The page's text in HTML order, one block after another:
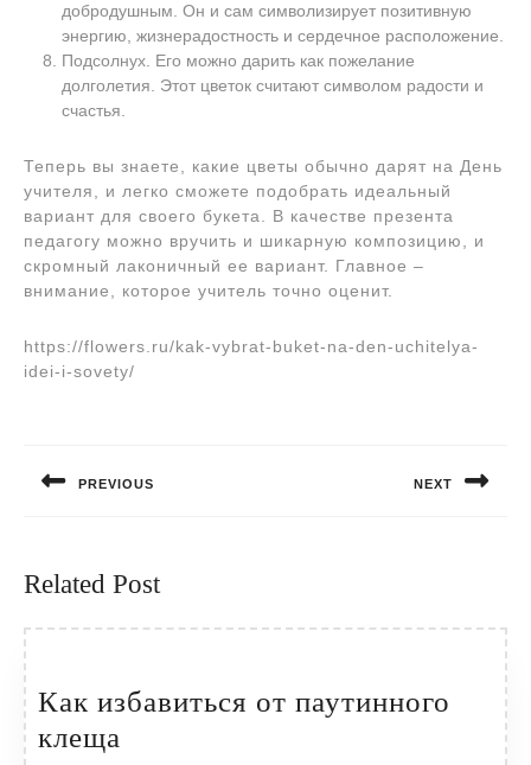
добродушным. Он и сам символизирует позитивную
энергию, жизнерадостность и сердечное расположение.
Подсолнух. Его можно дарить как пожелание
долголетия. Этот цветок считают символом радости и
счастья.
Теперь вы знаете, какие цветы обычно дарят на День
учителя, и легко сможете подобрать идеальный
вариант для своего букета. В качестве презента
педагогу можно вручить и шикарную композицию, и
скромный лаконичный ее вариант. Главное –
внимание, которое учитель точно оценит.
https://flowers.ru/kak-vybrat-buket-na-den-uchitelya-
idei-i-sovety/
записям
PREVIOUS NEXT
Related Post
Как избавиться от паутинного
клеща